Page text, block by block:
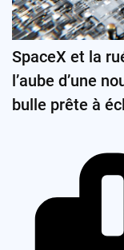
SpaceX et la
l’aube d’une
bulle prête à